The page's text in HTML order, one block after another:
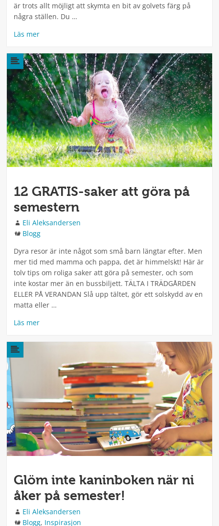
är trots allt möjligt att skymta en bit av golvets färg på
några ställen. Du …
Läs mer
12 GRATIS-saker att göra på
semestern
Författare
Eli Aleksandersen
Kategorier
Blogg
Dyra resor är inte något som små barn längtar efter. Men
mer tid med mamma och pappa, det är himmelskt! Här är
tolv tips om roliga saker att göra på semester, och som
inte kostar mer än en bussbiljett. TÄLTA I TRÄDGÅRDEN
ELLER PÅ VERANDAN Slå upp tältet, gör ett solskydd av en
matta eller …
Läs mer
Glöm inte kaninboken när ni
åker på semester!
Författare
Eli Aleksandersen
Kategorier
Blogg, Inspirasjon